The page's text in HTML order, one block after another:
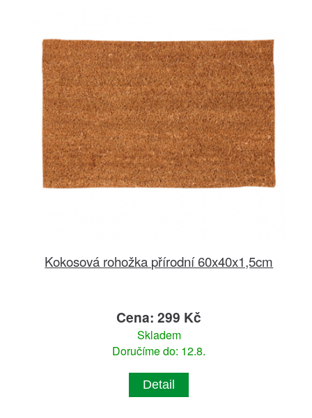
Kokosová rohožka přírodní 60x40x1,5cm
Cena: 299 Kč
Skladem
Doručíme do: 12.8.
Detail